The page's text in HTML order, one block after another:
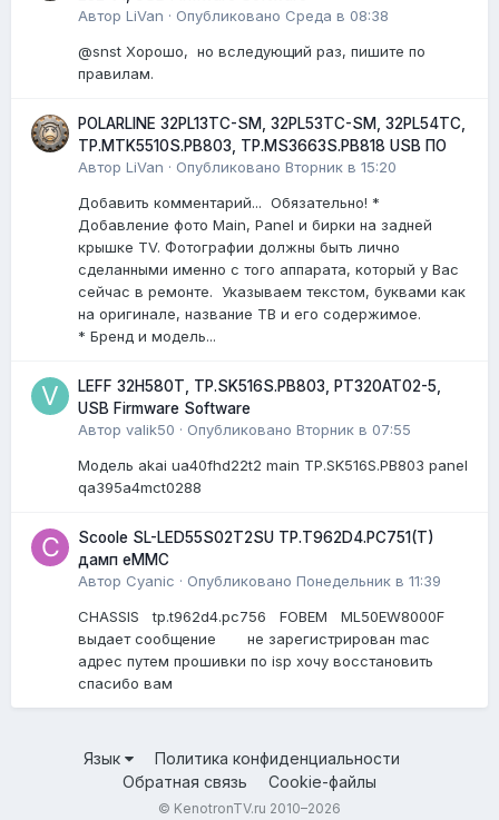
Автор LiVan · Опубликовано Среда в 08:38
@snst Хорошо, но вследующий раз, пишите по
правилам.
POLARLINE 32PL13TC-SM, 32PL53TC-SM, 32PL54TC,
TP.MTK5510S.PB803, TP.MS3663S.PB818 USB ПО
Автор LiVan · Опубликовано Вторник в 15:20
Добавить комментарий... Обязательно! *
Добавление фото Main, Panel и бирки на задней
крышке TV. Фотографии должны быть лично
сделанными именно с того аппарата, который у Вас
сейчас в ремонте. Указываем текстом, буквами как
на оригинале, название ТВ и его содержимое.
* Бренд и модель...
LEFF 32H580T, TP.SK516S.PB803, PT320AT02-5,
USB Firmware Software
Автор valik50 · Опубликовано Вторник в 07:55
Модель akai ua40fhd22t2 main TP.SK516S.PB803 panel
qa395a4mct0288
Scoole SL-LED55S02T2SU TP.T962D4.PC751(T)
дамп eMMC
Автор Cyanic · Опубликовано Понедельник в 11:39
CHASSIS tp.t962d4.pc756 FOBEM ML50EW8000F
выдает сообщение не зарегистрирован mac
адрес путем прошивки по isp хочу восстановить
спасибо вам
Язык
Политика конфиденциальности
Обратная связь
Cookie-файлы
© KenotronTV.ru 2010–2026